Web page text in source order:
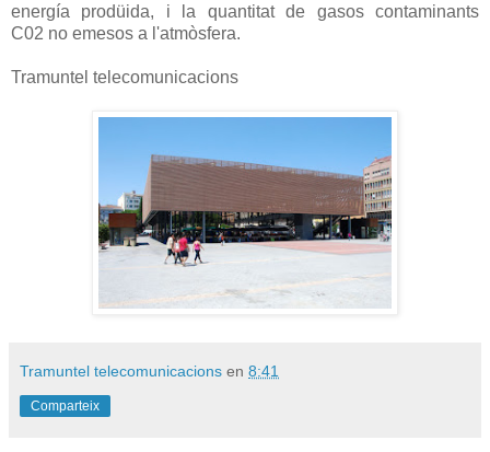
energía prodüida, i la quantitat de gasos contaminants
C02 no emesos a l'atmòsfera.
Tramuntel telecomunicacions
Tramuntel telecomunicacions en 8:41
Comparteix